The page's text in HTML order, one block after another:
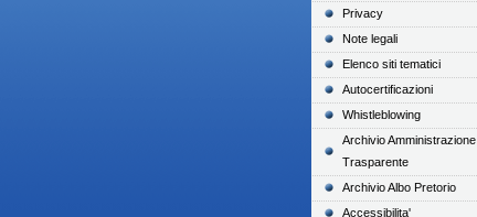
Privacy
Note legali
Elenco siti tematici
Autocertificazioni
Whistleblowing
Archivio Amministrazione
Trasparente
Archivio Albo Pretorio
Accessibilita'